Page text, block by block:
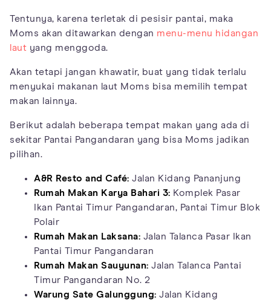
Tentunya, karena terletak di pesisir pantai, maka
Moms akan ditawarkan dengan menu-menu hidangan
laut yang menggoda.
Akan tetapi jangan khawatir, buat yang tidak terlalu
menyukai makanan laut Moms bisa memilih tempat
makan lainnya.
Berikut adalah beberapa tempat makan yang ada di
sekitar Pantai Pangandaran yang bisa Moms jadikan
pilihan.
A&R Resto and Café: Jalan Kidang Pananjung
Rumah Makan Karya Bahari 3: Komplek Pasar
Ikan Pantai Timur Pangandaran, Pantai Timur Blok
Polair
Rumah Makan Laksana: Jalan Talanca Pasar Ikan
Pantai Timur Pangandaran
Rumah Makan Sauyunan: Jalan Talanca Pantai
Timur Pangandaran No. 2
Warung Sate Galunggung: Jalan Kidang